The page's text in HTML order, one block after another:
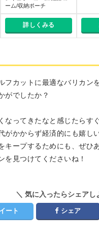
ーム/収納ポーチ
詳しくみる
フカットに最適なバリカン
がでしたか？
なってきたなと感じたらす
がかからず経済的にも嬉し
キープするためにも、ぜひ
を見つけてくださいね！
＼ 気に入ったらシェアし
ート シェア